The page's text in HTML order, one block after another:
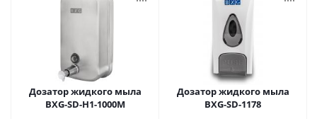
Дозатор жидкого мыла
BXG-SD-H1-1000M
Дозатор жидкого мыла
BXG-SD-1178